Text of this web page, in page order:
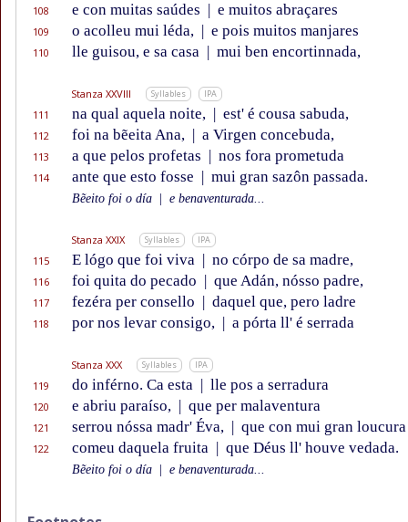
108 e con muitas saúdes | e muitos abraçares
109 o acolleu mui léda, | e pois muitos manjares
110 lle guisou, e sa casa | mui ben encortinnada,
Stanza XXVIII Syllables IPA
111 na qual aquela noite, | est' é cousa sabuda,
112 foi na bẽeita Ana, | a Virgen concebuda,
113 a que pelos profetas | nos fora prometuda
114 ante que esto fosse | mui gran sazôn passada.
Bẽeito foi o día e benaventurada...
Stanza XXIX Syllables IPA
115 E lógo que foi viva | no córpo de sa madre,
116 foi quita do pecado | que Adán, nósso padre,
117 fezéra per consello | daquel que, pero ladre
118 por nos levar consigo, | a pórta ll' é serrada
Stanza XXX Syllables IPA
119 do inférno. Ca esta | lle pos a serradura
120 e abriu paraíso, | que per malaventura
121 serrou nóssa madr' Éva, | que con mui gran loucura
122 comeu daquela fruita | que Déus ll' houve vedada.
Bẽeito foi o día e benaventurada...